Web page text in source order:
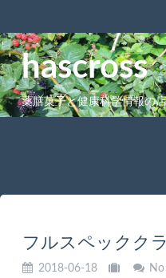
hascross
薬膳菓子と健康科学情報の
フルスペックク
2018-06-18